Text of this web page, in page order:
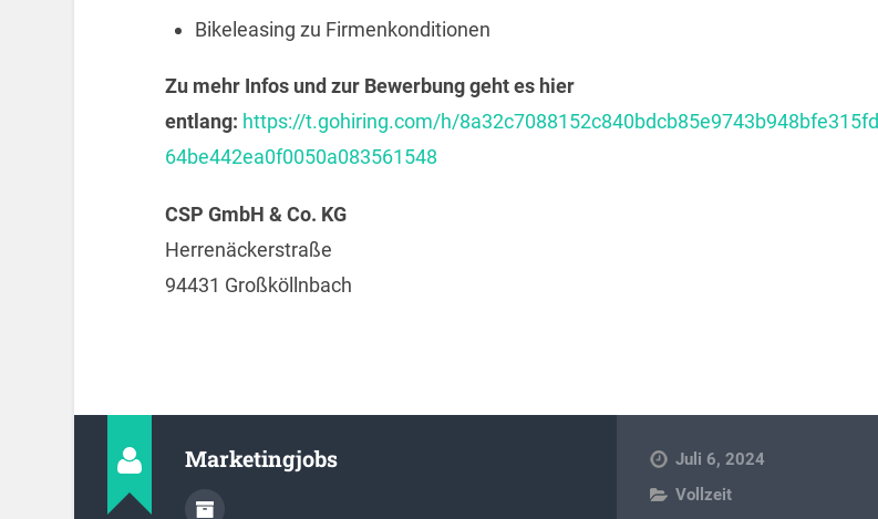
Bikeleasing zu Firmenkonditionen
Zu mehr Infos und zur Bewerbung geht es hier
entlang: https://t.gohiring.com/h/8a32c7088152c840bdcb85e9743b948bfe315fd
64be442ea0f0050a083561548
CSP GmbH & Co. KG
Herrenäckerstraße
94431 Großköllnbach
Marketingjobs
Juli 6, 2024
Vollzeit